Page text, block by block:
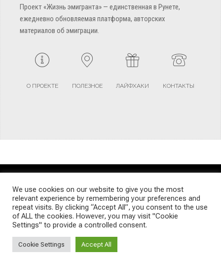
Проект «Жизнь эмигранта» — единственная в Рунете,
ежедневно обновляемая платформа, авторских
материалов об эмиграции.
О ПРОЕКТЕ ПОЛЕЗНОЕ ЛАЙФХАКИ КОНТАКТЫ
TERMS AND CONDITIONS PRIVACY POLICY SITEMAP
© Emigrants Life WordPress Theme by TagDiv
We use cookies on our website to give you the most
relevant experience by remembering your preferences and
repeat visits. By clicking “Accept All”, you consent to the use
of ALL the cookies. However, you may visit "Cookie
Settings" to provide a controlled consent.
Cookie Settings Accept All